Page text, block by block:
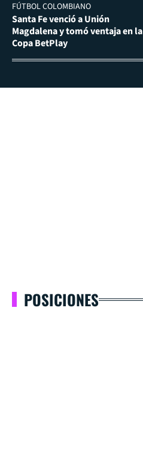
FÚTBOL COLOMBIANO
Santa Fe venció a Unión
Magdalena y tomó ventaja en la
Copa BetPlay
POSICIONES